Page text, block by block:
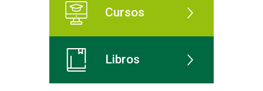
Cursos
Libros